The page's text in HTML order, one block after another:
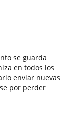
se guarda
en todos los
enviar nuevas
por perder